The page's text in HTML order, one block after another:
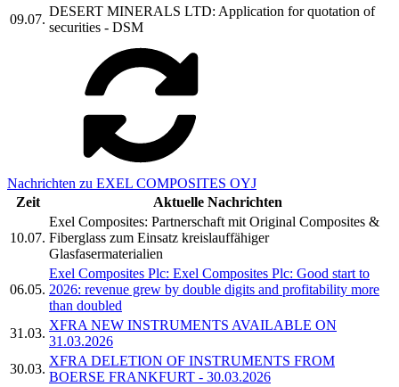
09.07.
DESERT MINERALS LTD: Application for quotation of
securities - DSM
Nachrichten zu EXEL COMPOSITES OYJ
Zeit
Aktuelle Nachrichten
10.07.
Exel Composites: Partnerschaft mit Original Composites &
Fiberglass zum Einsatz kreislauffähiger
Glasfasermaterialien
06.05.
Exel Composites Plc: Exel Composites Plc: Good start to
2026: revenue grew by double digits and profitability more
than doubled
31.03.
XFRA NEW INSTRUMENTS AVAILABLE ON
31.03.2026
30.03.
XFRA DELETION OF INSTRUMENTS FROM
BOERSE FRANKFURT - 30.03.2026